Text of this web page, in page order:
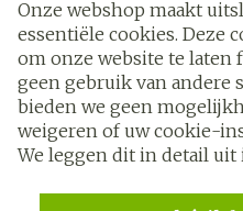
Onze webshop maakt
essentiële cookies. Deze
om onze website te laten
geen gebruik van andere
bieden we geen
weigeren of uw cookie-
We leggen dit in detail uit
Juridische links